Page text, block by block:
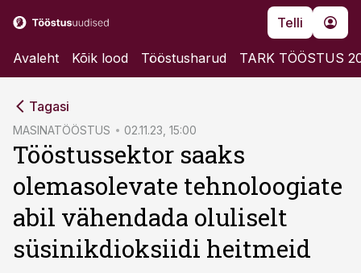
Telli
Avaleht Kõik lood Tööstusharud TARK TÖÖSTUS
Tagasi
MASINATÖÖSTUS 02.11.23, 15:00
Tööstussektor saaks
olemasolevate tehnoloogiate
abil vähendada oluliselt
süsinikdioksiidi heitmeid